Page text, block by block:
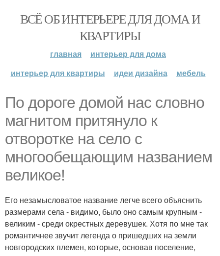
ВСЁ ОБ ИНТЕРЬЕРЕ ДЛЯ ДОМА И
КВАРТИРЫ
главная
интерьер для дома
интерьер для квартиры
идеи дизайна мебель
По дороге домой нас словно
магнитом притянуло к
отворотке на село с
многообещающим названием
великое!
Его незамысловатое название легче всего объяснить
размерами села - видимо, было оно самым крупным -
великим - среди окрестных деревушек. Хотя по мне так
романтичнее звучит легенда о пришедших на земли
новгородских племен, которые, основав поселение,